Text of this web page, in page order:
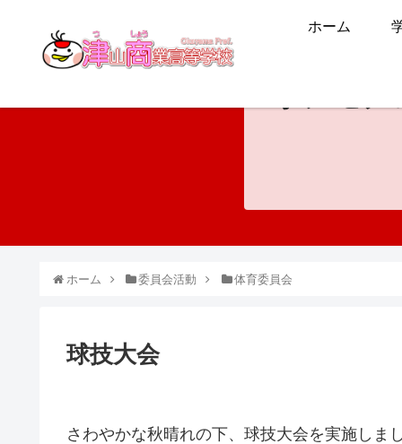
ホーム
ホーム 委員会活動 体育委員会
球技大会
さわやかな秋晴れの下、球技大会を実施しま